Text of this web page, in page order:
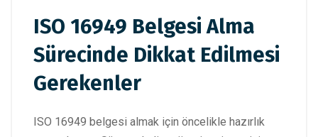
ISO 16949 Belgesi Alma
Sürecinde Dikkat Edilmesi
Gerekenler
ISO 16949 belgesi almak için öncelikle hazırlık